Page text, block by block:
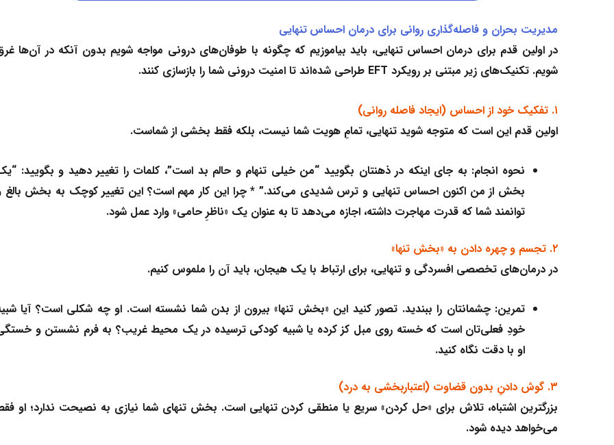
مدیریت بحران و فاصله‌گذاری روانی برای درمان احساس تنهایی
در اولین قدم برای درمان احساس تنهایی، باید بیاموزیم که چگونه با طوفان‌های درونی مواجه شویم بدون آنکه در آن‌ها
شویم. تکنیک‌های زیر مبتنی بر رویکرد EFT طراحی شده‌اند تا امنیت درونی شما را بازسازی کنند.
۱. تفکیک خود از احساس (ایجاد فاصله روانی)
اولین قدم این است که متوجه شوید تنهایی، تمامِ هویت شما نیست، بلکه فقط بخشی از شماست.
نحوه انجام: به جای اینکه در ذهنتان بگویید “من خیلی تنهام و حالم بد است”، کلمات را تغییر دهید و بگویید:
بخش از من اکنون احساس تنهایی و ترس شدیدی می‌کند.” *چرا این کار مهم است؟ این تغییر کوچک به بخش بالغ
توانمند شما که قدرت مهاجرت داشته، اجازه می‌دهد تا به عنوان یک «ناظرِ حامی» وارد عمل شود.
۲. تجسم و چهره دادن به «بخش تنها»
در درمان‌های تخصصی افسردگی و تنهایی، برای ارتباط با یک هیجان، باید آن را ملموس کنیم.
تمرین: چشمانتان را ببندید. تصور کنید این «بخش تنها» بیرون از بدن شما نشسته است. او چه شکلی است؟ آیا
خودِ فعلی‌تان است که خسته روی مبل کز کرده یا شبیه کودکی ترسیده در یک محیط غریب؟ به فرم نشستن و
او با دقت نگاه کنید.
۳. گوش دادنِ بدون قضاوت (اعتباربخشی به درد)
بزرگترین اشتباه، تلاش برای «حل کردن» سریع یا منطقی کردن تنهایی است. بخش تنهای شما نیازی به نصیحت ندارد؛ او
می‌خواهد دیده شود.